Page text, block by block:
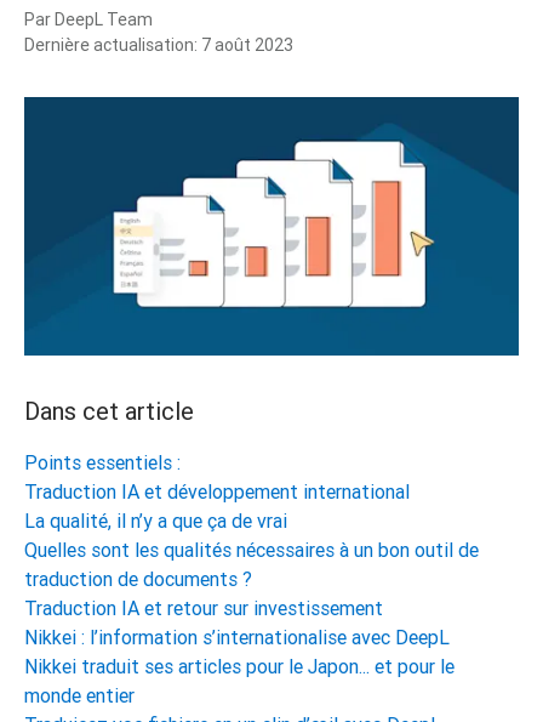
ParDeepL Team
Dernière actualisation: 7 août 2023
Dans cet article
Points essentiels :
Traduction IA et développement international
La qualité, il n’y a que ça de vrai
Quelles sont les qualités nécessaires à un bon outil de
traduction de documents ?
Traduction IA et retour sur investissement
Nikkei : l’information s’internationalise avec DeepL
Nikkei traduit ses articles pour le Japon... et pour le
monde entier